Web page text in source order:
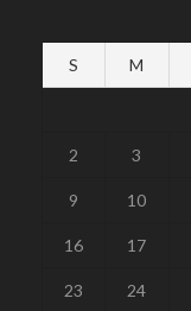
S M
2 3
9 10
16 17
23 24